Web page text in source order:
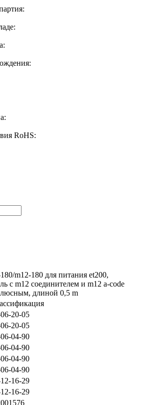
RoHS:
m12-180 для питания et200,
с m12 соединителем и m12 a-code
длиной 0,5 m
20-05
20-05
04-90
04-90
04-90
04-90
16-29
16-29